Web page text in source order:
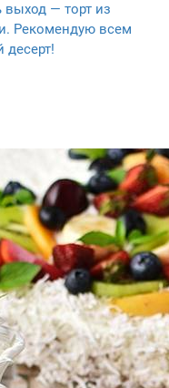
выход — торт из
Рекомендую всем
десерт!